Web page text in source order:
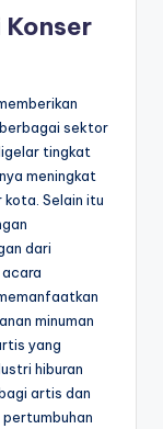
sektor
tingkat
meningkat
Selain itu
dari
acara
minuman
yang
hiburan
artis dan